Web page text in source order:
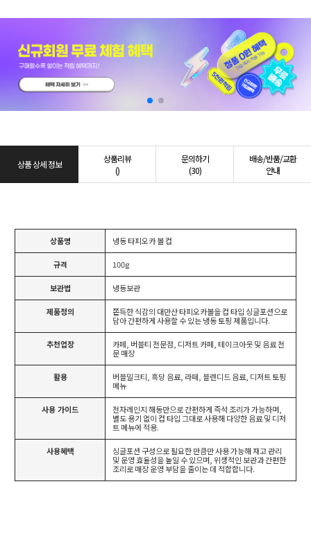
상품 상세 정보
상품리뷰
()
문의하기
(30)
배송/반품/교환
안내
상품명 냉동 타피오카 볼 컵
규격 100g
보관법 냉동보관
제품정의
쫀득한 식감의 대만산 타피오카볼을 컵 타입 싱글포션으로
담아 간편하게 사용할 수 있는 냉동 토핑 제품입니다.
추천업장
카페, 버블티 전문점, 디저트 카페, 테이크아웃 및 음료 전
문 매장
활용
버블밀크티, 흑당 음료, 라떼, 블렌디드 음료, 디저트 토핑
메뉴
사용 가이드
전자레인지 해동만으로 간편하게 즉석 조리가 가능하며,
별도 용기 없이 컵 타입 그대로 사용해 다양한 음료 및 디저
트 메뉴에 적용.
사용혜택
싱글포션 구성으로 필요한 만큼만 사용 가능해 재고 관리
및 운영 효율성을 높일 수 있으며, 위생적인 보관과 간편한
조리로 매장 운영 부담을 줄이는 데 적합합니다.